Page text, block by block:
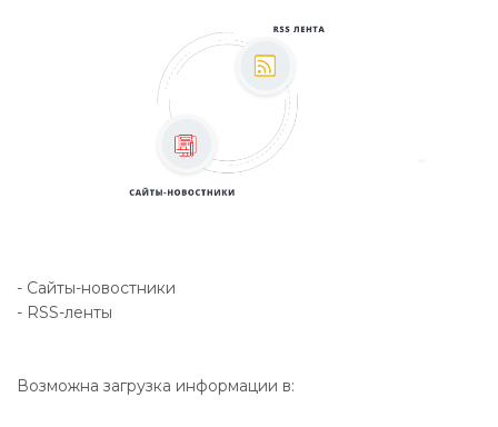
- Сайты-новостники
- RSS-ленты
Возможна загрузка информации в: